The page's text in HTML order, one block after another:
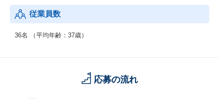
従業員数
36名 （平均年齢：37歳）
応募の流れ